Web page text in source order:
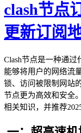
clash节点
更新订阅
Clash节点是一种通
能够将用户的网络流
锁、访问被限制网站
节点更为高效和安全
相关知识，并推荐